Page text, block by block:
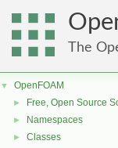
The
▼ OpenFOAM
► Free, Open Source
► Namespaces
► Classes